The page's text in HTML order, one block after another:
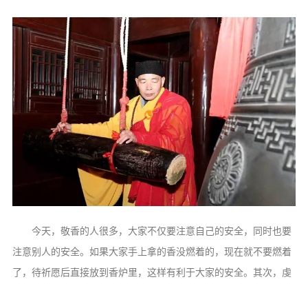
义工家园
观世音热线
菩提静修营
观自在禅修营
教理研究
学报论集
信息公告
戒幢论坛
寺院巡览
活动记录
今天，敬香的人很多，大家不仅要注意自己的安全，同时也要
注意别人的安全。如果大家手上拿的香没燃着的，现在就不要燃着
了，待祈愿后直接放到香炉里，这样有利于大家的安全。其次，虔